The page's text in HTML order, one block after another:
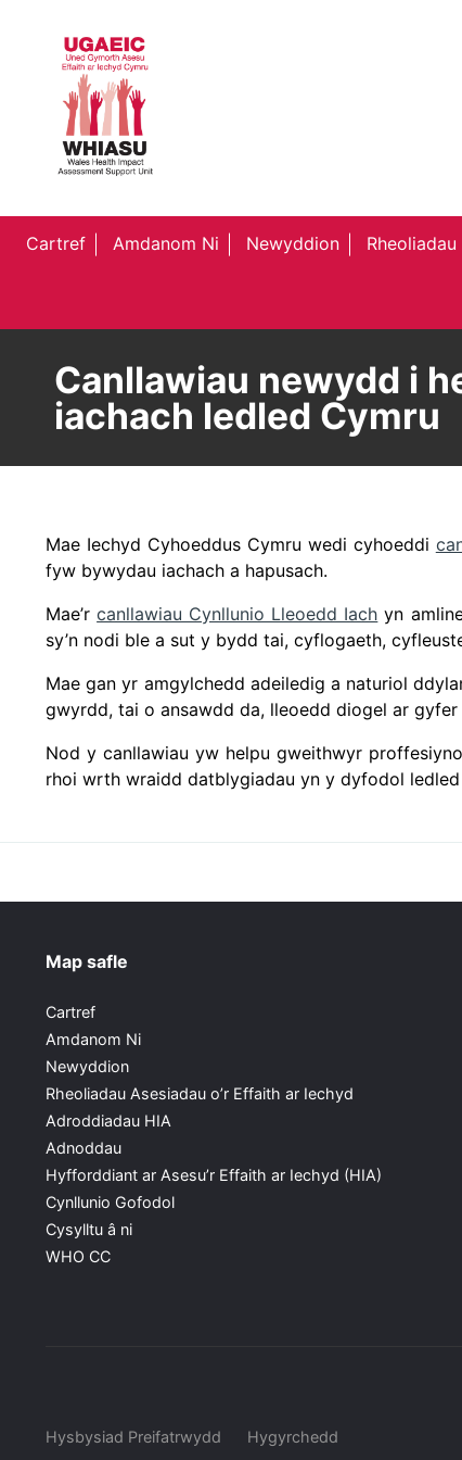
Cartref Amdanom Ni Newyddion
Canllawiau newydd i
iachach ledled Cymru
Mae Iechyd Cyhoeddus Cymru wedi cyhoeddi
fyw bywydau iachach a hapusach.
Mae’rcanllawiau Cynllunio Lleoedd Iach yn
sy’n nodi ble a sut y bydd tai, cyflogaeth,
Mae gan yr amgylchedd adeiledig a naturiol
gwyrdd, tai o ansawdd da, lleoedd diogel ar
Nod y canllawiau yw helpu gweithwyr
rhoi wrth wraidd datblygiadau yn y dyfodol ledled
Map safle
Cartref
Amdanom Ni
Newyddion
Rheoliadau Asesiadau o’r Effaith ar Iechyd
Adroddiadau HIA
Adnoddau
Hyfforddiant ar Asesu’r Effaith ar Iechyd (HIA)
Cynllunio Gofodol
Cysylltu â ni
WHO CC
Hysbysiad Preifatrwydd Hygyrchedd